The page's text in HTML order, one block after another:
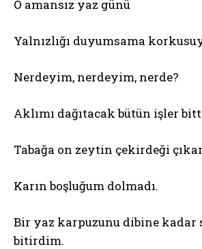
O amansız yaz günü
Yalnızlığı duyumsama
Nerdeyim, nerdeyim, nerde?
Aklımı dağıtacak bütün işler
Tabağa on zeytin çekirdeği
Karın boşluğum dolmadı.
Bir yaz karpuzunu dibine kadar
bitirdim.